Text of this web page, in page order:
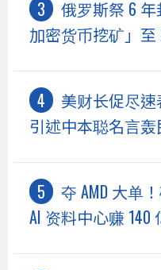
俄罗斯祭 6
加密货币挖矿」至
美财长促尽速
引述中本聪名言
夺 AMD 大单
AI 资料中心赚 140